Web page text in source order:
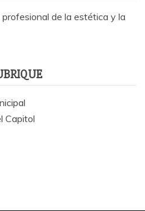
de la estética y la
Capitol